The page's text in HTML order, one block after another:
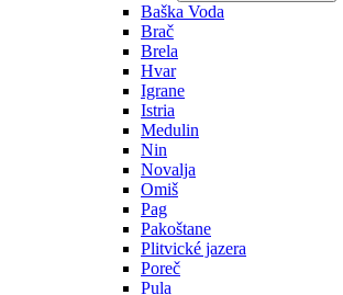
Baška Voda
Brač
Brela
Hvar
Igrane
Istria
Medulin
Nin
Novalja
Omiš
Pag
Pakoštane
Plitvické jazera
Poreč
Pula